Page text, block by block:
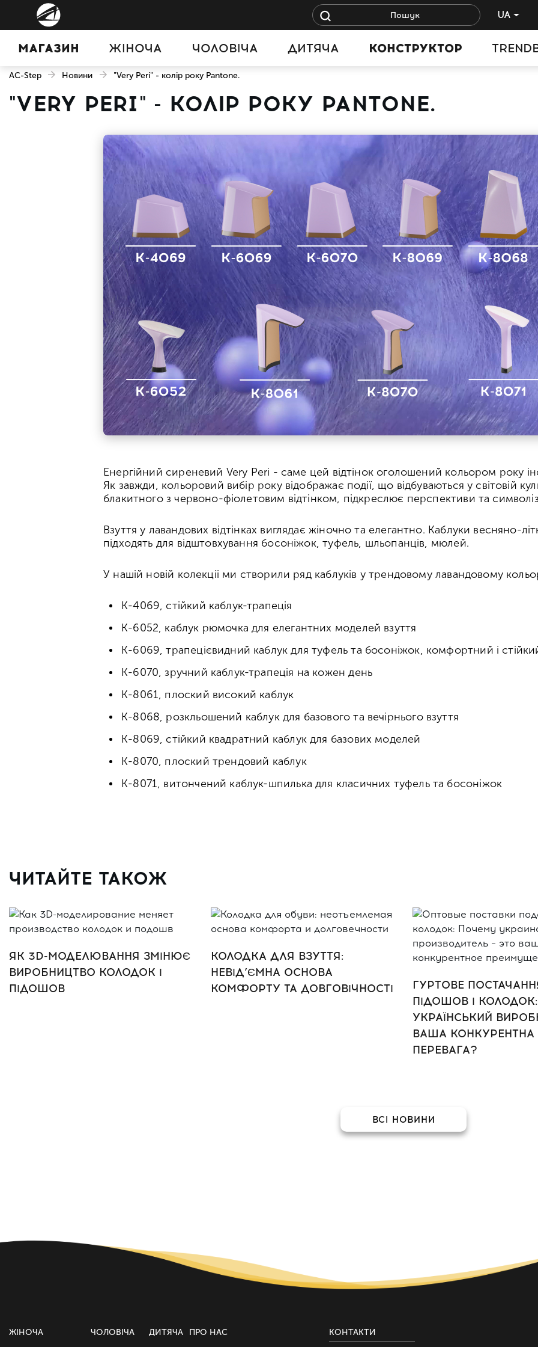
UA
МАГАЗИН ЖІНОЧА ЧОЛОВІЧА ДИТЯЧА КОНСТРУКТОР
AC-Step Новини "Very Peri" - колір року Pantone.
"VERY PERI" - КОЛІР РОКУ PANTONE.
Енергійний сиреневий Very Peri - саме цей відтінок оголошений кольором року
Як завжди, кольоровий вибір року відображає події, що відбуваються у світовій
блакитного з червоно-фіолетовим відтінком, підкреслює перспективи та
Взуття у лавандових відтінках виглядає жіночно та елегантно. Каблуки весняно-
підходять для відштовхування босоніжок, туфель, шльопанців, мюлей.
У нашій новій колекції ми створили ряд каблуків у трендовому лавандовому
К-4069, стійкий каблук-трапеція
К-6052, каблук рюмочка для елегантних моделей взуття
К-6069, трапецієвидний каблук для туфель та босоніжок, комфортний і
К-6070, зручний каблук-трапеція на кожен день
К-8061, плоский високий каблук
К-8068, розкльошений каблук для базового та вечірнього взуття
К-8069, стійкий квадратний каблук для базових моделей
К-8070, плоский трендовий каблук
К-8071, витончений каблук-шпилька для класичних туфель та босоніжок
ЧИТАЙТЕ ТАКОЖ
ЯК 3D-МОДЕЛЮВАННЯ ЗМІНЮЄ
ВИРОБНИЦТВО КОЛОДОК І
ПІДОШОВ
КОЛОДКА ДЛЯ ВЗУТТЯ:
НЕВІД’ЄМНА ОСНОВА
КОМФОРТУ ТА ДОВГОВІЧНОСТІ
ГУРТОВЕ
ПІДОШОВ І
УКРАЇНСЬКИЙ
ВАША КОНКУРЕНТНА
ПЕРЕВАГА?
ВСІ НОВИНИ
ЖІНОЧА
ЧОЛОВІЧА
ДИТЯЧА
ПРО НАС
КОНТАКТИ